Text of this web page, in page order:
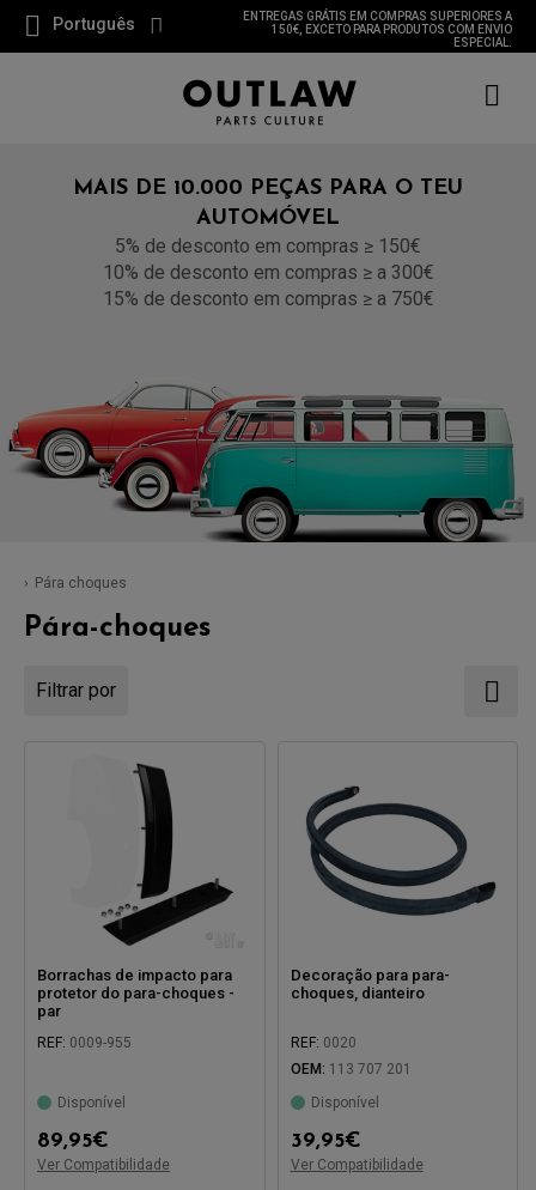
Português
ENTREGAS GRÁTIS EM COMPRAS SUPERIORES A
150€, EXCETO PARA PRODUTOS COM ENVIO
ESPECIAL.
MAIS DE 10.000 PEÇAS PARA O TEU
AUTOMÓVEL
5% de desconto em compras ≥ 150€
10% de desconto em compras ≥ a 300€
15% de desconto em compras ≥ a 750€
Pára choques
Pára-choques
Filtrar por
Borrachas de impacto para
protetor do para-choques -
par
REF: 0009-955
Disponível
89,95€
Ver Compatibilidade
Decoração para para-
choques, dianteiro
REF: 0020
OEM: 113 707 201
Disponível
39,95€
Ver Compatibilidade